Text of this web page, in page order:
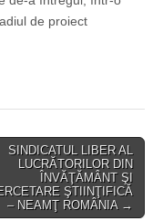
de proiect
SINDICATUL LIBER AL
LUCRĂTORILOR DIN
ÎNVĂŢĂMÂNT ŞI
ŞTIINŢIFICĂ
– NEAMŢ ROMÂNIA →